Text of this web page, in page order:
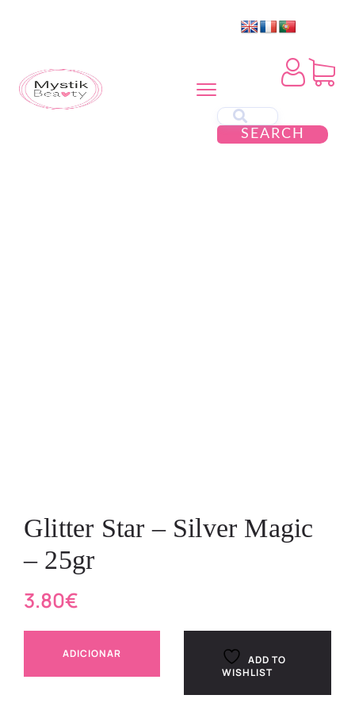
SEARCH
Glitter Star – Silver Magic
– 25gr
3.80€
ADICIONAR
ADD TO
WISHLIST